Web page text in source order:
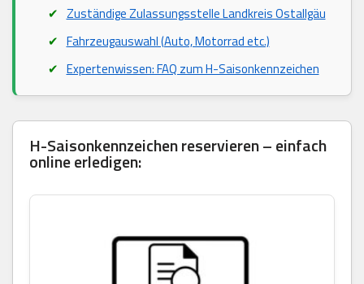
Zuständige Zulassungsstelle Landkreis Ostallgäu
Fahrzeugauswahl (Auto, Motorrad etc.)
Expertenwissen: FAQ zum H-Saisonkennzeichen
H-Saisonkennzeichen reservieren – einfach
online erledigen: